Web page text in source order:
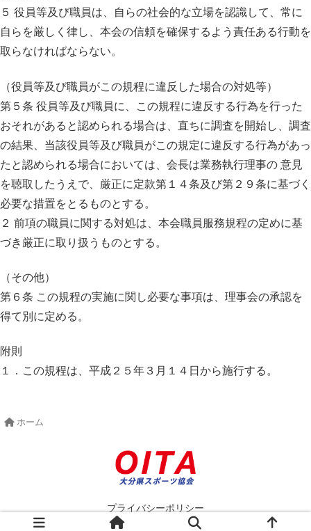
５ 役員等及び職員は、自らの社会的な立場を認識して、常に
自らを厳しく律し、本会の信頼を確保するよう責任ある行動を
取らなければならない。
（役員等及び職員がこの規程に違反した場合の対処等）
第５条 役員等及び職員に、この規程に違反する行為を行った
おそれがあると認められる場合は、直ちに調査を開始し、調査
の結果、当該役員等及び職員がこの規定に違反する行為があっ
たと認められる場合においては、会長は業務執行理事の 意見
を聴取したうえで、厳正に定款第１４条及び第２９条に基づく
必要な措置をとるものとする。
２ 前項の職員に関する対処は、本会職員服務規程の定めに基
づき厳正に取り扱うものとする。
（その他）
第６条 この規程の実施に関し必要な事項は、理事会の承認を
得て別に定める。
附則
１．この規程は、平成２５年３月１４日から施行する。
ホーム
プライバシーポリシー